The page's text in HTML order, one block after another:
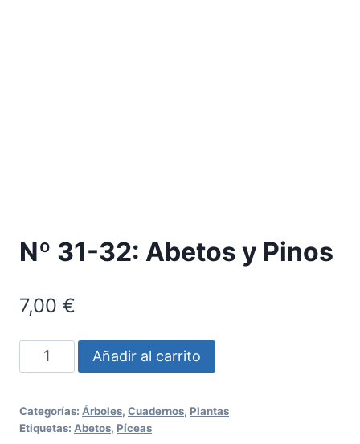
Nº 31-32: Abetos y Pinos
7,00 €
31-
Abetos
Añadir al carrito
Categorías: Árboles, Cuadernos, Plantas
Etiquetas: Abetos, Píceas